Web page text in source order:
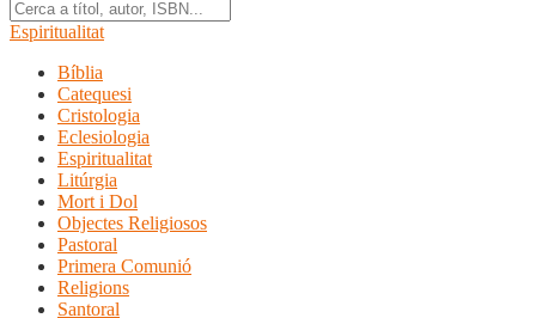
Espiritualitat
Bíblia
Catequesi
Cristologia
Eclesiologia
Espiritualitat
Litúrgia
Mort i Dol
Objectes Religiosos
Pastoral
Primera Comunió
Religions
Santoral